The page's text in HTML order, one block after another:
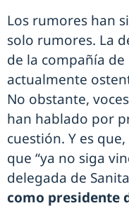
Los rumores han
solo rumores. La
de la compañía
actualmente
No obstante,
han hablado por
cuestión. Y es
que “ya no siga
delegada de
como presidente